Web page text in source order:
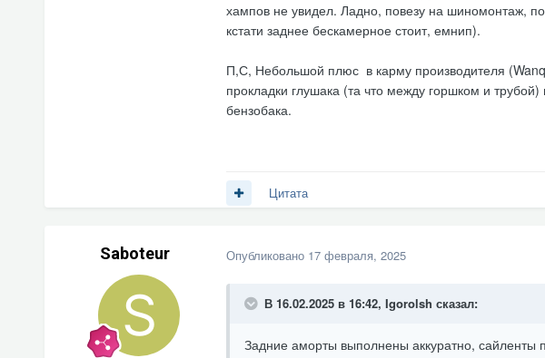
хампов не увидел. Ладно, повезу на шиномонтаж,
кстати заднее бескамерное стоит, емнип).
П,С, Небольшой плюс в карму производителя
прокладки глушака (та что между горшком и
бензобака.
Цитата
Saboteur Опубликовано 17 февраля, 2025
В 16.02.2025 в 16:42, Igorolsh сказал:
Задние аморты выполнены аккуратно, сайленты